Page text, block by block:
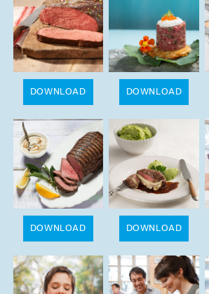
DOWNLOAD DOWNLOAD
DOWNLOAD DOWNLOAD